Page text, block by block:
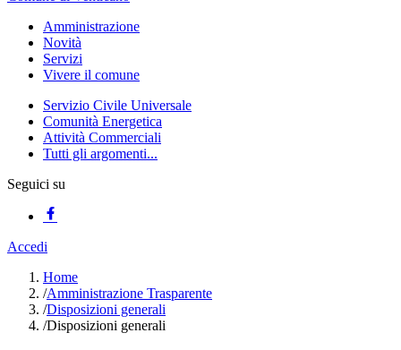
Amministrazione
Novità
Servizi
Vivere il comune
Servizio Civile Universale
Comunità Energetica
Attività Commerciali
Tutti gli argomenti...
Seguici su
Accedi
Home
/Amministrazione Trasparente
/Disposizioni generali
/Disposizioni generali